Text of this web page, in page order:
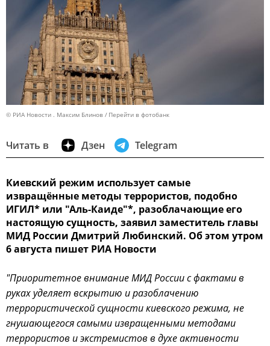
© РИА Новости . Максим Блинов Перейти в фотобанк
Читать в Дзен Telegram
Киевский режим использует самые
извращённые методы террористов, подобно
ИГИЛ* или "Аль-Каиде"*, разоблачающие его
настоящую сущность, заявил заместитель главы
МИД России Дмитрий Любинский. Об этом утром
6 августа пишет РИА Новости
"Приоритетное внимание МИД России с фактами в
руках уделяет вскрытию и разоблачению
террористической сущности киевского режима, не
гнушающегося самыми извращенными методами
террористов и экстремистов в духе активности